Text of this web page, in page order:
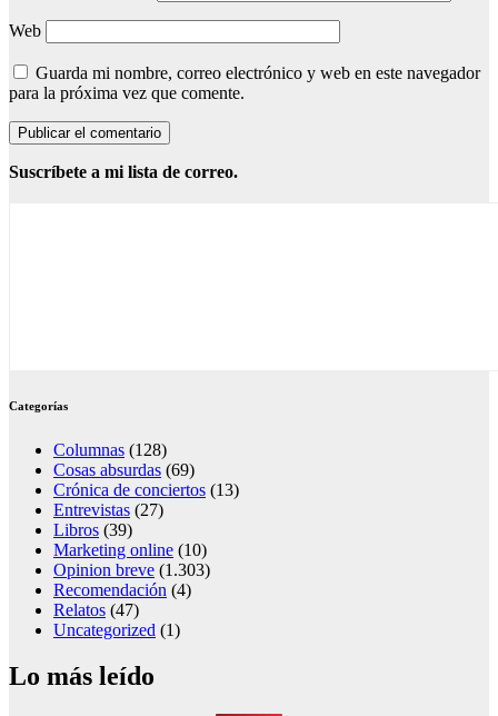
Web
Guarda mi nombre, correo electrónico y web en este navegador
para la próxima vez que comente.
Suscríbete a mi lista de correo.
Categorías
Columnas (128)
Cosas absurdas (69)
Crónica de conciertos (13)
Entrevistas (27)
Libros (39)
Marketing online (10)
Opinion breve (1.303)
Recomendación (4)
Relatos (47)
Uncategorized (1)
Lo más leído